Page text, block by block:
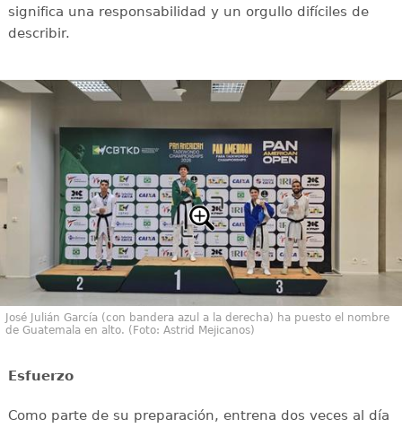
significa una responsabilidad y un orgullo difíciles de
describir.
José Julián García (con bandera azul a la derecha) ha puesto el nombre
de Guatemala en alto. (Foto: Astrid Mejicanos)
Esfuerzo
Como parte de su preparación, entrena dos veces al día